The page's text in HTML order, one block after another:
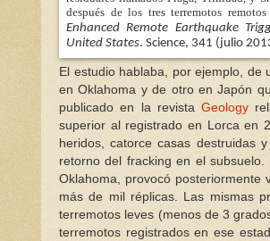
después de los tres terremotos
Enhanced Remote Earthquake
United States. Science, 341 (julio
El estudio hablaba, por ejemplo,
en Oklahoma y de otro en Japón
publicado en la revista Geology
superior al registrado en Lorca en
heridos, catorce casas destruidas
retorno del fracking en el subsuelo.
Oklahoma, provocó posteriormente
más de mil réplicas. Las mismas
terremotos leves (menos de 3
terremotos registrados en ese